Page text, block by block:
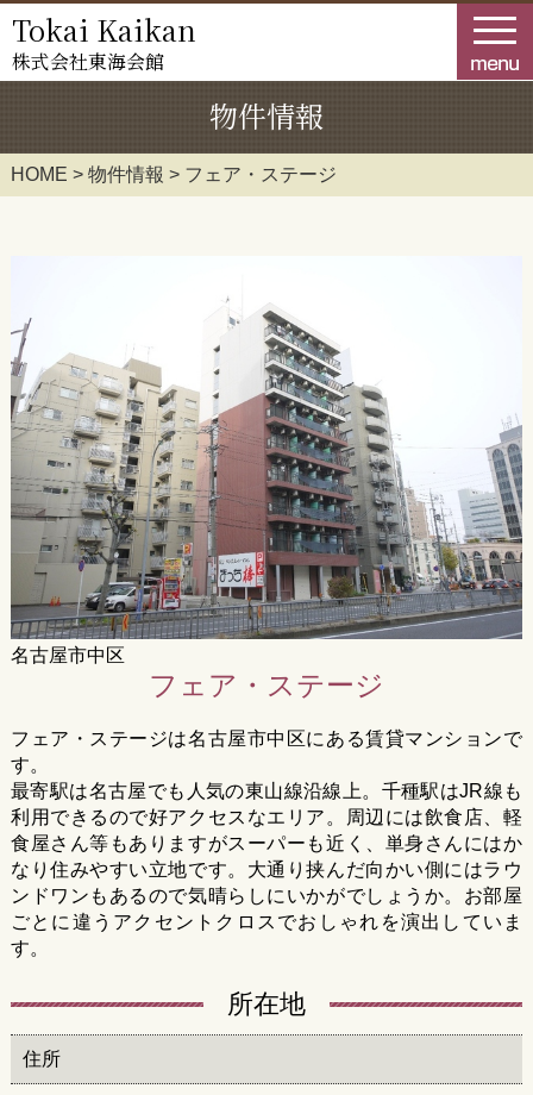
Tokai Kaikan
株式会社東海会館
物件情報
HOME > 物件情報 > フェア・ステージ
名古屋市中区
フェア・ステージ
フェア・ステージは名古屋市中区にある賃貸マンションで
す。
最寄駅は名古屋でも人気の東山線沿線上。千種駅はJR線も
利用できるので好アクセスなエリア。周辺には飲食店、軽
食屋さん等もありますがスーパーも近く、単身さんにはか
なり住みやすい立地です。大通り挟んだ向かい側にはラウ
ンドワンもあるので気晴らしにいかがでしょうか。お部屋
ごとに違うアクセントクロスでおしゃれを演出していま
す。
所在地
住所
HOME
業務案内
物件情報
お知らせ
採用情報
お問合せ
ダウンロードコーナー